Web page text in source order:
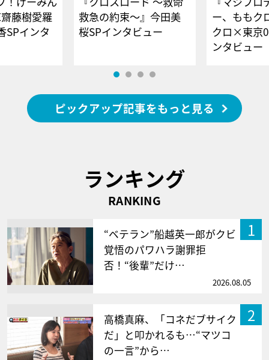
藤樹愛羅
SPインタ
救急の約束～』今田美
桜SPインタビュー
ー、ももク
クロ×東京
ンタビュー
ピックアップ記事をもっと見る
ランキング
RANKING
1
“ベテラン”船越英一郎がクビ
覚悟のパワハラ謝罪拒
否！“後輩”だけ…
2026.08.05
2
高橋真麻、「コネだブサイク
だ」と叩かれるも…“マツコ
の一言”から…